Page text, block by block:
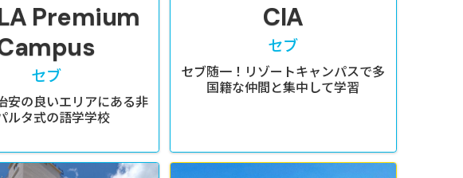
Premium
セブ
安の良いエリアにある非
ルタ式の語学学校
CIA
セブ
セブ随一！リゾートキャンパスで多
国籍な仲間と集中して学習